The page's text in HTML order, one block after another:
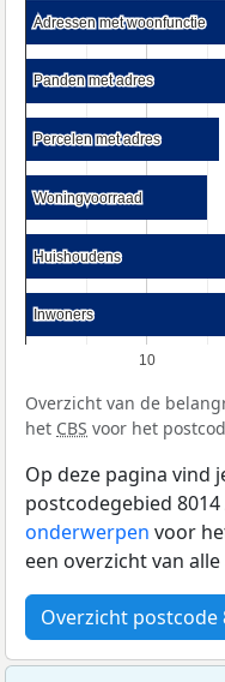
10
Adressen met woonfunctie
Adressen met woonfunctie
Panden met adres
Panden met adres
Percelen met adres
Percelen met adres
Woningvoorraad
Woningvoorraad
Huishoudens
Huishoudens
Inwoners
Inwoners
Overzicht van de
het CBS voor het
Op deze pagina vind
postcodegebied
onderwerpen voor
een overzicht van alle
Overzicht postcode